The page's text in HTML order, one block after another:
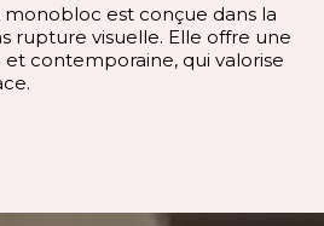
est conçue dans la
rupture visuelle. Elle offre une
contemporaine, qui valorise